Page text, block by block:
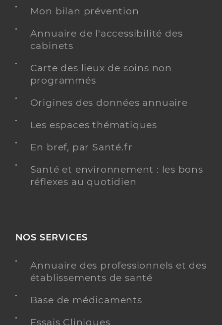
Mon bilan prévention
Annuaire de l'accessibilité des
cabinets
Carte des lieux de soins non
programmés
Origines des données annuaire
Les espaces thématiques
En bref, par Santé.fr
Santé et environnement : les bons
réflexes au quotidien
NOS SERVICES
Annuaire des professionnels et des
établissements de santé
Base de médicaments
Essais Cliniques